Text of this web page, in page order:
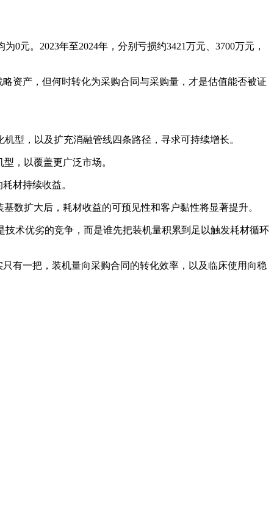
元。2023年至2024年，分别亏损约3421万元、3700万元，
资产，但何时转化为采购合同与采购量，才是估值能否被证
型，以及扩充消融管线四条路径，寻求可持续增长。
，以覆盖更广泛市场。
材持续收益。
扩大后，耗材收益的可预见性和客户黏性将显著提升。
术优劣的竞争，而是谁先把装机量积累到足以触发耗材循环
有一把，装机量向采购合同的转化效率，以及临床使用向稳